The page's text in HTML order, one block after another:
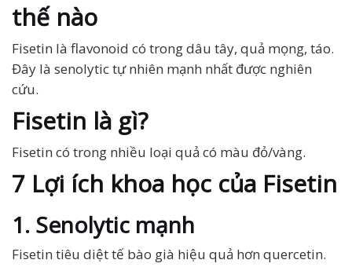
thế nào
Fisetin là flavonoid có trong dâu tây, quả mọng, táo.
Đây là senolytic tự nhiên mạnh nhất được nghiên
cứu.
Fisetin là gì?
Fisetin có trong nhiều loại quả có màu đỏ/vàng.
7 Lợi ích khoa học của Fisetin
1. Senolytic mạnh
Fisetin tiêu diệt tế bào già hiệu quả hơn quercetin.